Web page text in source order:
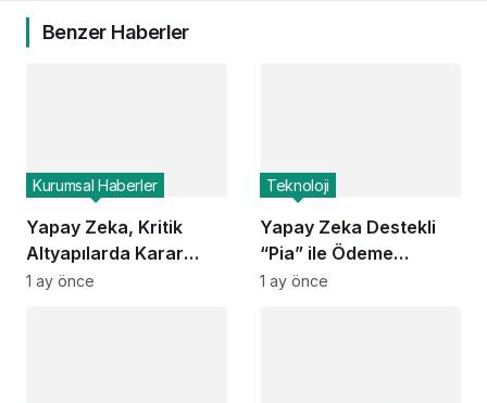
Benzer Haberler
Yapay Zeka, Kritik
Altyapılarda Karar
Alma Süreçlerini
Kurumsal Haberler
1 ay önce
Yapay Zeka Destekli
“Pia” ile Ödeme
Entegrasyonları Ne
Teknoloji
1 ay önce